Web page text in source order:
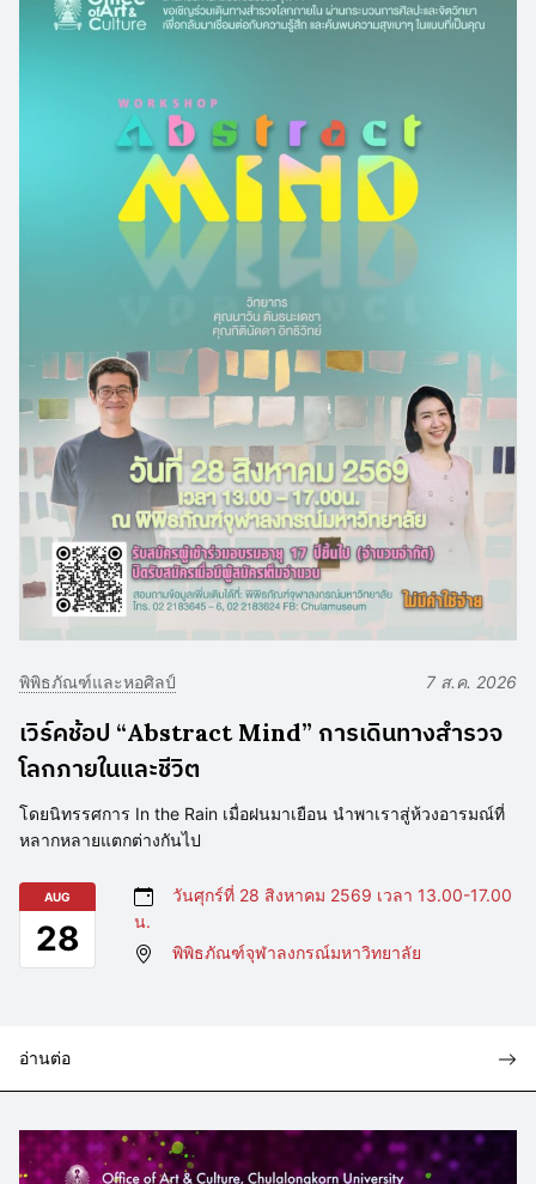
พิพิธภัณฑ์และหอศิลป์ 7 ส.ค. 2026
เวิร์คช้อป “Abstract Mind” การเดินทางสำรวจ
โลกภายในและชีวิต
โดยนิทรรศการ In the Rain เมื่อฝนมาเยือน นำพาเราสู่ห้วงอารมณ์ที่
หลากหลายแตกต่างกันไป
AUG
28
วันศุกร์ที่ 28 สิงหาคม 2569 เวลา 13.00-17.00
น.
พิพิธภัณฑ์จุฬาลงกรณ์มหาวิทยาลัย
อ่านต่อ